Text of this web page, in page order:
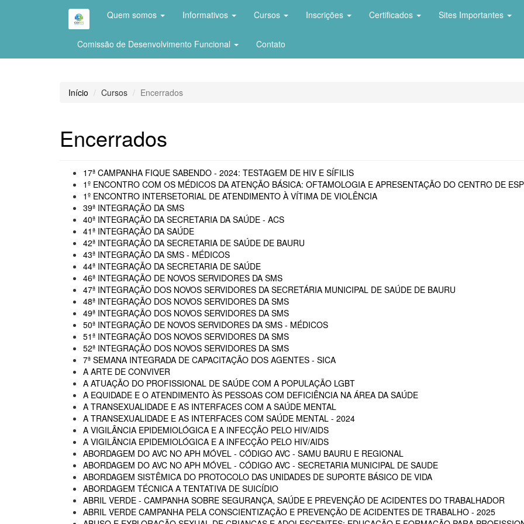
Quem somos Informativos Cursos Inscrições Certificados Sites Importantes
Comissão de Desenvolvimento Funcional Contato
Início Cursos Encerrados
Encerrados
17ª CAMPANHA FIQUE SABENDO - 2024: TESTAGEM DE HIV E SÍFILIS
1º ENCONTRO COM OS MÉDICOS DA ATENÇÃO BÁSICA: OFTAMOLOGIA E APRESENTAÇÃO DO CENTRO DE
1º ENCONTRO INTERSETORIAL DE ATENDIMENTO À VÍTIMA DE VIOLÊNCIA
39ª INTEGRAÇÃO DA SMS
40ª INTEGRAÇÃO DA SECRETARIA DA SAÚDE - ACS
41ª INTEGRAÇÃO DA SAÚDE
42ª INTEGRAÇÃO DA SECRETARIA DE SAÚDE DE BAURU
43ª INTEGRAÇÃO DA SMS - MÉDICOS
44ª INTEGRAÇÃO DA SECRETARIA DE SAÚDE
46ª INTEGRAÇÃO DE NOVOS SERVIDORES DA SMS
47ª INTEGRAÇÃO DOS NOVOS SERVIDORES DA SECRETÁRIA MUNICIPAL DE SAÚDE DE BAURU
48ª INTEGRAÇÃO DOS NOVOS SERVIDORES DA SMS
49ª INTEGRAÇÃO DOS NOVOS SERVIDORES DA SMS
50ª INTEGRAÇÃO DE NOVOS SERVIDORES DA SMS - MÉDICOS
51ª INTEGRAÇÃO DOS NOVOS SERVIDORES DA SMS
52ª INTEGRAÇÃO DOS NOVOS SERVIDORES DA SMS
7ª SEMANA INTEGRADA DE CAPACITAÇÃO DOS AGENTES - SICA
A ARTE DE CONVIVER
A ATUAÇÃO DO PROFISSIONAL DE SAÚDE COM A POPULAÇÃO LGBT
A EQUIDADE E O ATENDIMENTO ÀS PESSOAS COM DEFICIÊNCIA NA ÁREA DA SAÚDE
A TRANSEXUALIDADE E AS INTERFACES COM A SAÚDE MENTAL
A TRANSEXUALIDADE E AS INTERFACES COM SAÚDE MENTAL - 2024
A VIGILÂNCIA EPIDEMIOLÓGICA E A INFECÇÃO PELO HIV/AIDS
A VIGILÂNCIA EPIDEMIOLÓGICA E A INFECÇÃO PELO HIV/AIDS
ABORDAGEM DO AVC NO APH MÓVEL - CÓDIGO AVC - SAMU BAURU E REGIONAL
ABORDAGEM DO AVC NO APH MÓVEL - CÓDIGO AVC - SECRETARIA MUNICIPAL DE SAUDE
ABORDAGEM SISTÊMICA DO PROTOCOLO DAS UNIDADES DE SUPORTE BÁSICO DE VIDA
ABORDAGEM TÉCNICA A TENTATIVA DE SUICÍDIO
ABRIL VERDE - CAMPANHA SOBRE SEGURANÇA, SAÚDE E PREVENÇÃO DE ACIDENTES DO TRABALHADOR
ABRIL VERDE CAMPANHA PELA CONSCIENTIZAÇÃO E PREVENÇÃO DE ACIDENTES DE TRABALHO - 2025